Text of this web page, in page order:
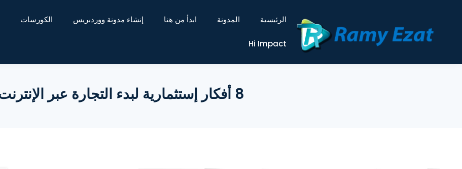
الرئيسية المدونة ابدأ من هنا إنشاء مدونة ووردبريس الكورسات
Hi Impact
8 أفكار إستثمارية لبدء التجارة عبر الإنترنت